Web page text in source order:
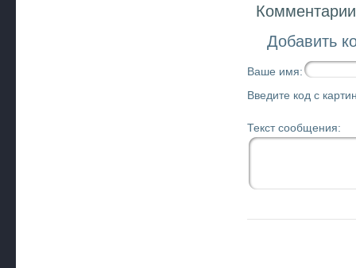
Добавить
Ваше имя:
Введите код с
Текст сообщения: